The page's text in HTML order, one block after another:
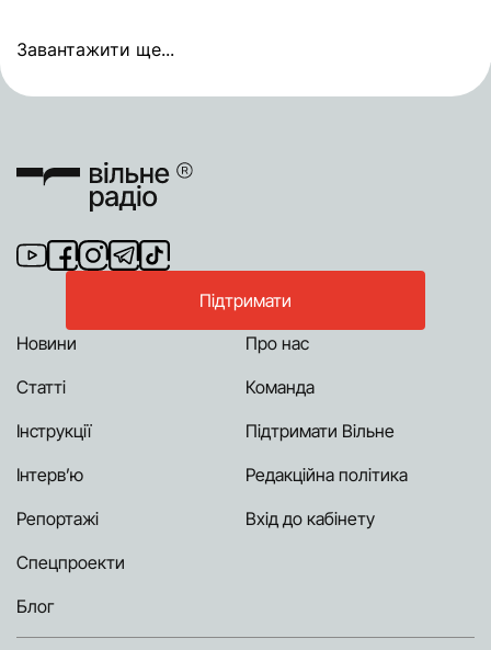
Завантажити ще...
Підтримати
Новини
Статті
Інструкції
Інтерв’ю
Репортажі
Спецпроекти
Блог
Про нас
Команда
Підтримати Вільне
Редакційна політика
Вхід до кабінету